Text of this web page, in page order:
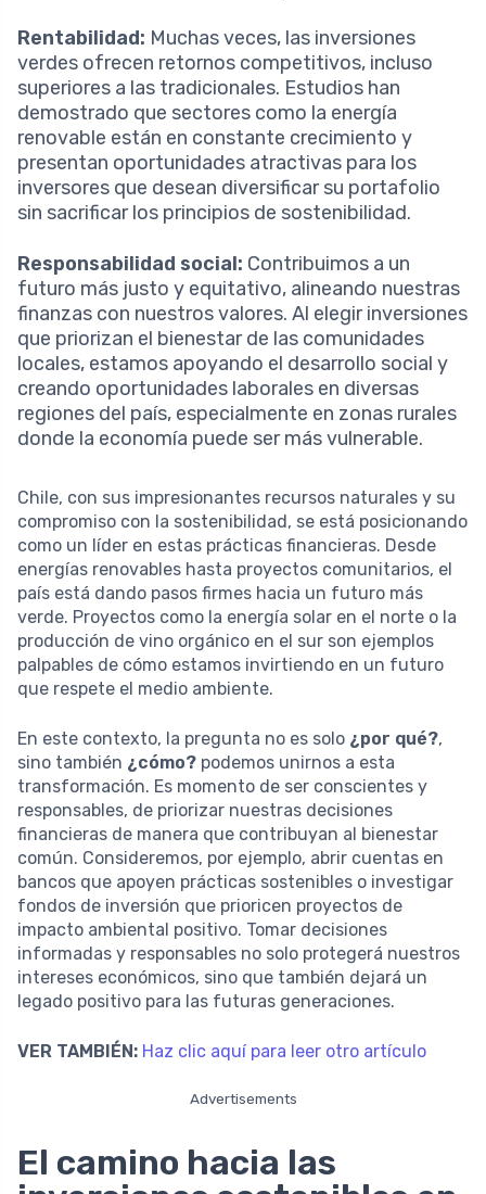
Rentabilidad: Muchas veces, las inversiones
verdes ofrecen retornos competitivos, incluso
superiores a las tradicionales. Estudios han
demostrado que sectores como la energía
renovable están en constante crecimiento y
presentan oportunidades atractivas para los
inversores que desean diversificar su portafolio
sin sacrificar los principios de sostenibilidad.
Responsabilidad social: Contribuimos a un
futuro más justo y equitativo, alineando nuestras
finanzas con nuestros valores. Al elegir inversiones
que priorizan el bienestar de las comunidades
locales, estamos apoyando el desarrollo social y
creando oportunidades laborales en diversas
regiones del país, especialmente en zonas rurales
donde la economía puede ser más vulnerable.
Chile, con sus impresionantes recursos naturales y su
compromiso con la sostenibilidad, se está posicionando
como un líder en estas prácticas financieras. Desde
energías renovables hasta proyectos comunitarios, el
país está dando pasos firmes hacia un futuro más
verde. Proyectos como la energía solar en el norte o la
producción de vino orgánico en el sur son ejemplos
palpables de cómo estamos invirtiendo en un futuro
que respete el medio ambiente.
En este contexto, la pregunta no es solo ¿por qué?,
sino también ¿cómo? podemos unirnos a esta
transformación. Es momento de ser conscientes y
responsables, de priorizar nuestras decisiones
financieras de manera que contribuyan al bienestar
común. Consideremos, por ejemplo, abrir cuentas en
bancos que apoyen prácticas sostenibles o investigar
fondos de inversión que prioricen proyectos de
impacto ambiental positivo. Tomar decisiones
informadas y responsables no solo protegerá nuestros
intereses económicos, sino que también dejará un
legado positivo para las futuras generaciones.
VER TAMBIÉN: Haz clic aquí para leer otro artículo
Advertisements
El camino hacia las